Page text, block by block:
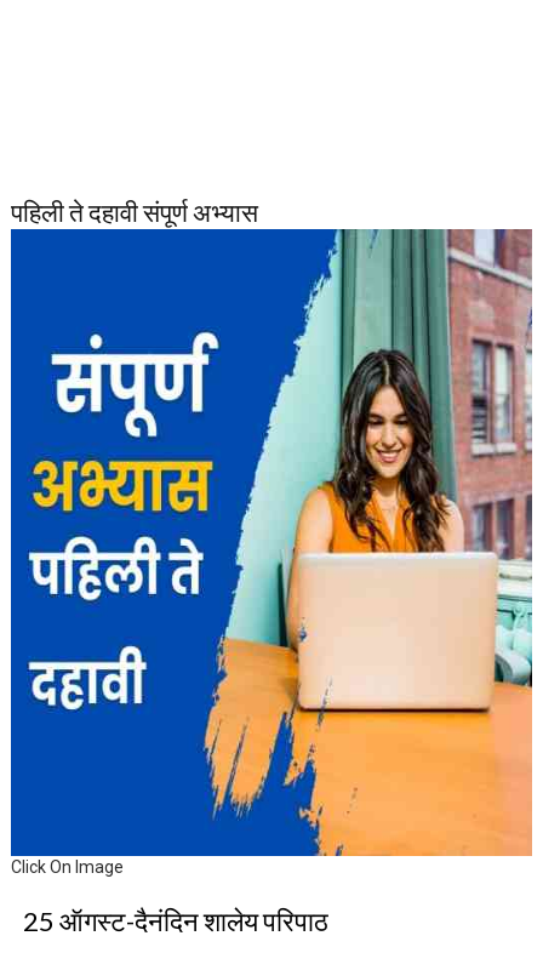
पहिली ते दहावी संपूर्ण अभ्यास
Click On Image
25 ऑगस्ट-दैनंदिन शालेय परिपाठ